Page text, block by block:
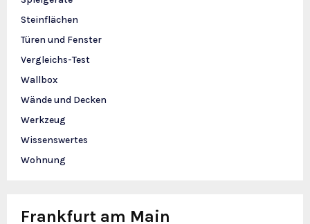
Steinflächen
Türen und Fenster
Vergleichs-Test
Wallbox
Wände und Decken
Werkzeug
Wissenswertes
Wohnung
Frankfurt am Main